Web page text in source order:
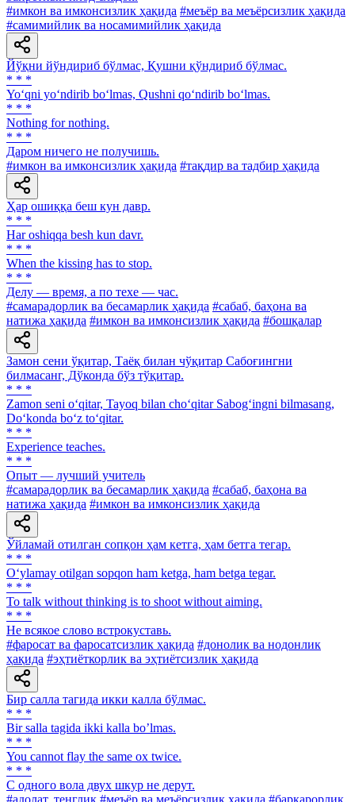
#имкон ва имконсизлик ҳақида #меъёр ва меъёрсизлик ҳақида
#самимийлик ва носамимийлик ҳақида
Йўқни йўндириб бўлмас, Қушни қўндириб бўлмас.
* * *
Yo‘qni yo‘ndirib bo‘lmas, Qushni qo‘ndirib bo‘lmas.
* * *
Nothing for nothing.
* * *
Даром ничего не получишь.
#имкон ва имконсизлик ҳақида #тақдир ва тадбир ҳақида
Ҳар ошиққа беш кун давр.
* * *
Har oshiqqa besh kun davr.
* * *
When the kissing has to stop.
* * *
Делу — время, а по техе — час.
#самарадорлик ва бесамарлик ҳақида #сабаб, баҳона ва
натижа ҳақида #имкон ва имконсизлик ҳақида #бошқалар
Замон сени ўқитар, Таёқ билан чўқитар Сабоғингни
билмасанг, Дўконда бўз тўқитар.
* * *
Zamon seni o‘qitar, Tayoq bilan cho‘qitar Sabog‘ingni bilmasang,
Do‘konda bo‘z to‘qitar.
* * *
Experience teaches.
* * *
Опыт — лучший учитель
#самарадорлик ва бесамарлик ҳақида #сабаб, баҳона ва
натижа ҳақида #имкон ва имконсизлик ҳақида
Ўйламай отилган сопқон ҳам кетга, ҳам бетга тегар.
* * *
O‘ylamay otilgan sopqon ham ketga, ham betga tegar.
* * *
To talk without thinking is to shoot without aiming.
* * *
He всякое слово встрокуставь.
#фаросат ва фаросатсизлик ҳақида #донолик ва нодонлик
ҳақида #эҳтиёткорлик ва эҳтиётсизлик ҳақида
Бир салла тагида икки калла бўлмас.
* * *
Bir salla tagida ikki kalla boʼlmas.
* * *
You cannot flay the same ox twice.
* * *
С одного вола двух шкур не дерут.